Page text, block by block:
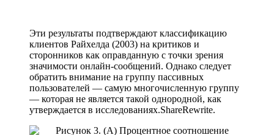
Эти результаты подтверждают классификацию
клиентов Райхелда (2003) на критиков и
сторонников как оправданную с точки зрения
значимости онлайн-сообщений. Однако следует
обратить внимание на группу пассивных
пользователей — самую многочисленную группу
— которая не является такой однородной, как
утверждается в исследованиях.ShareRewrite.